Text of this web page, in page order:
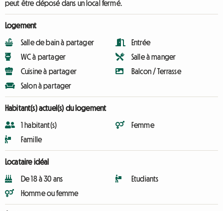
peut être déposé dans un local fermé.
Logement
Salle de bain à partager
WC à partager
Cuisine à partager
Salon à partager
Entrée
Salle à manger
Balcon / Terrasse
Habitant(s) actuel(s) du logement
1 habitant(s)
Famille
Femme
Locataire idéal
De 18 à 30 ans
Homme ou femme
Etudiants